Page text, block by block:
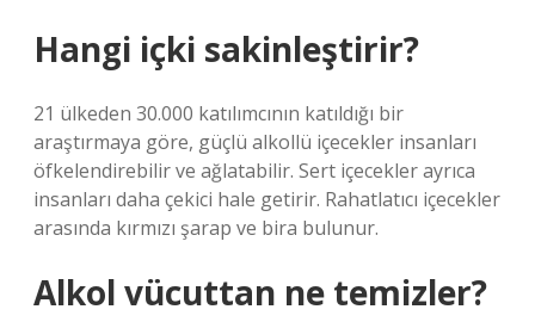
Hangi içki sakinleştirir?
21 ülkeden 30.000 katılımcının katıldığı bir
araştırmaya göre, güçlü alkollü içecekler insanları
öfkelendirebilir ve ağlatabilir. Sert içecekler ayrıca
insanları daha çekici hale getirir. Rahatlatıcı içecekler
arasında kırmızı şarap ve bira bulunur.
Alkol vücuttan ne temizler?